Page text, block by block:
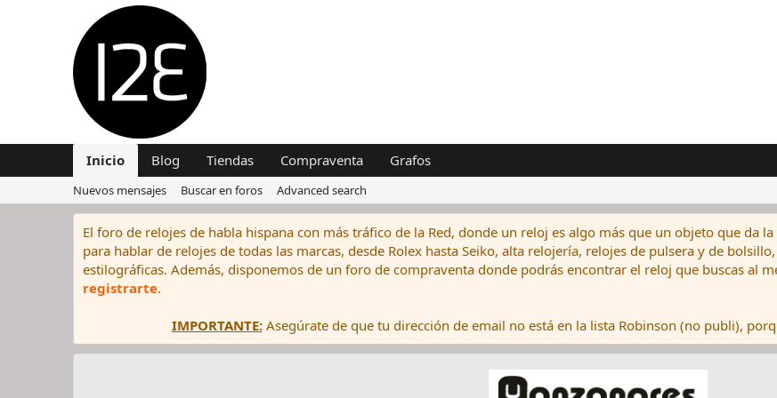
Inicio Blog Tiendas Compraventa Grafos
Nuevos mensajes Buscar en foros Advanced search
El foro de relojes de habla hispana con más tráfico de la Red, donde un reloj es algo más que un objeto que da
para hablar de relojes de todas las marcas, desde Rolex hasta Seiko, alta relojería, relojes de pulsera y de
estilográficas. Además, disponemos de un foro de compraventa donde podrás encontrar el reloj que buscas al
registrarte.
IMPORTANTE:Asegúrate de que tu dirección de email no está en la lista Robinson (no publi),